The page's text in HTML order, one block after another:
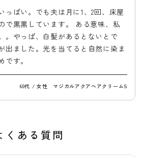
っぱい。でも夫は月に1、2回、床屋
で黒黒しています。 ある意味、私
。やっぱ、白髪があるとないとで
出ました。光を当てると自然に染ま
す。
60代 / 女性 マジカルアクアヘアクリームS
くある質問